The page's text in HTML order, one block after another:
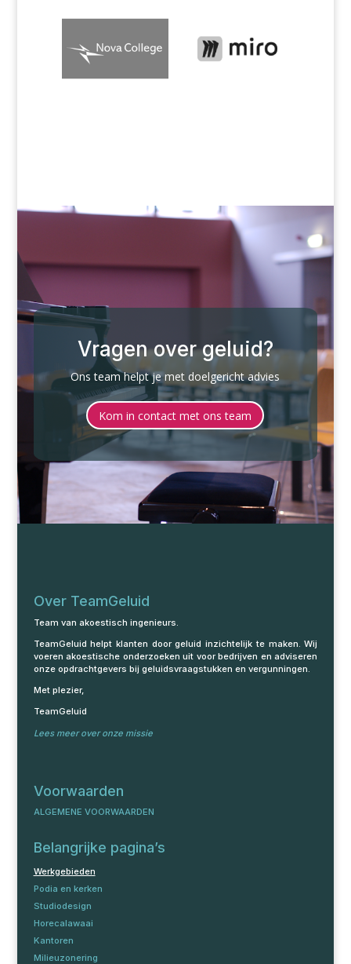
Vragen over geluid?
Ons team helpt je met doelgericht advies
Kom in contact met ons team
Over TeamGeluid
Team van akoestisch ingenieurs.
TeamGeluid helpt klanten door geluid inzichtelijk te maken. Wij
voeren akoestische onderzoeken uit voor bedrijven en adviseren
onze opdrachtgevers bij geluidsvraagstukken en vergunningen.
Met plezier,
TeamGeluid
Lees meer over onze missie
Voorwaarden
ALGEMENE VOORWAARDEN
Belangrijke pagina’s
Werkgebieden
Podia en kerken
Studiodesign
Horecalawaai
Kantoren
Milieuzonering